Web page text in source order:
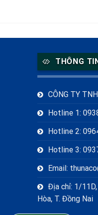
THÔNG
CÔNG TY
Hotline 1:
Hotline 2:
Hotline 3:
Email:
Địa chỉ: 1/11D,
Hòa, T. Đồng Nai